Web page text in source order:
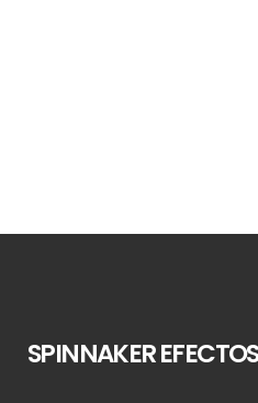
SPINNAKER